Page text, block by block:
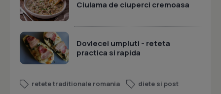
Ciulama de ciuperci cremoasa
Dovlecei umpluti - reteta
practica si rapida
retete traditionale romania
diete si post